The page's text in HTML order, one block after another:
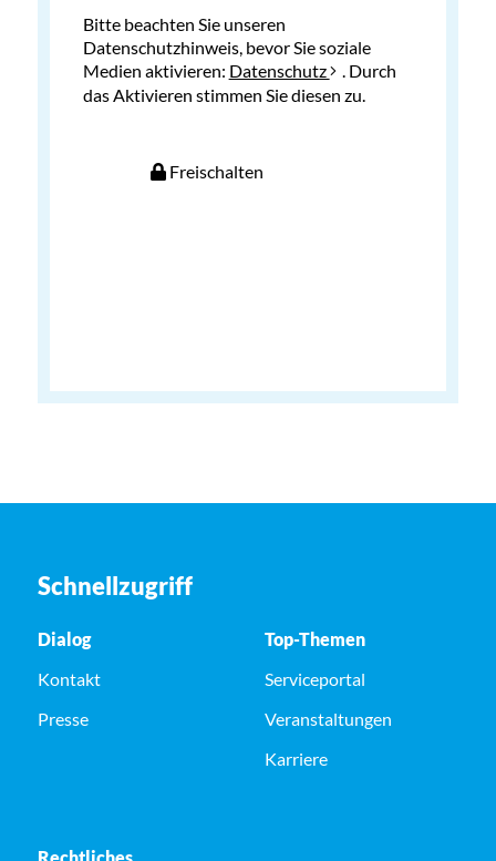
Bitte beachten Sie unseren
Datenschutzhinweis, bevor Sie soziale
Medien aktivieren: Datenschutz
. Durch
das Aktivieren stimmen Sie diesen zu.
Freischalten
Schnellzugriff
Dialog
Kontakt
Presse
Top-Themen
Serviceportal
Veranstaltungen
Karriere